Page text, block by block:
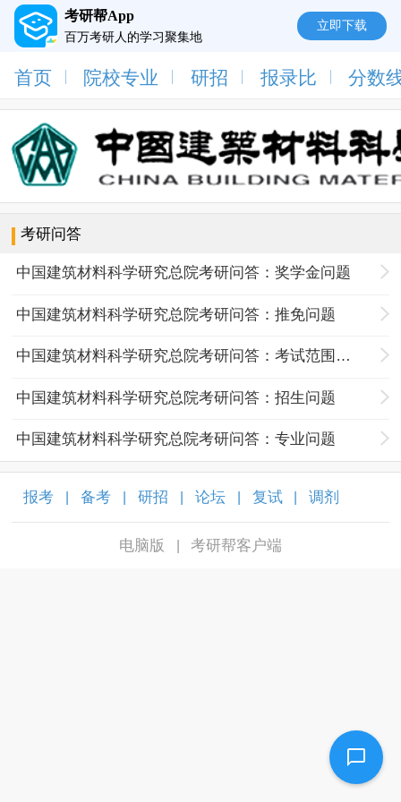
考研帮App
百万考研人的学习聚集地
立即下载
首页 院校专业 研招 报录比 分数
考研问答
中国建筑材料科学研究总院考研问答：奖学金问题
中国建筑材料科学研究总院考研问答：推免问题
中国建筑材料科学研究总院考研问答：考试范围问题
中国建筑材料科学研究总院考研问答：招生问题
中国建筑材料科学研究总院考研问答：专业问题
报考 备考 研招 论坛 复试 调剂
电脑版 考研帮客户端